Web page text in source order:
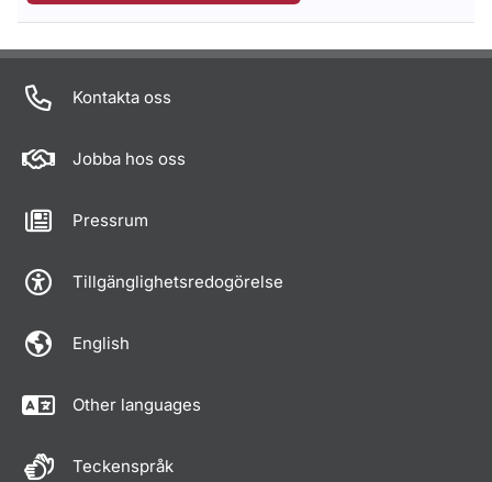
Om sidan
Kontakta oss
Jobba hos oss
Pressrum
Tillgänglighetsredogörelse
English
Other languages
Teckenspråk